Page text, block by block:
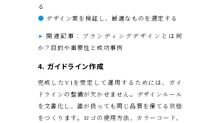
る
● デザイン案を検証し、最適なものを選定する
➤ 関連記事：ブランディングデザインとは何
か？目的や重要性と成功事例
4. ガイドライン作成
完成したVIを安定して運用するためには、ガイ
ドラインの整備が欠かせません。デザインルール
を文書化し、誰が扱っても同じ品質を保てる状態
をつくります。ロゴの使用方法、カラーコード、